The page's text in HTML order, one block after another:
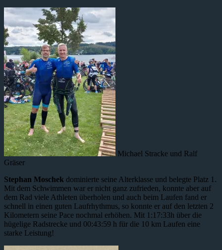
Michael Stracke und Ralf
Gräser
Stephan Moschek dominierte seine Alterklasse und belegte Platz 1.
Mit dem Schwimmen war er nicht ganz zufrieden, konnte aber auf
dem Rad viele Athleten überholen und auch beim Laufen fand er
schnell in einen guten Laufrhythmus, so konnte er auf den letzten 2
Kilometern seine Pace nochmal erhöhen. Mit 1:17:33h über die
hügelige Radstrecke und 00:43:59 h für die 10 km Laufen eine
starke Leistung!